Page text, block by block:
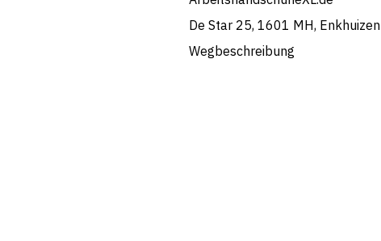
De Star 25, 1601 MH, Enkhuizen
Wegbeschreibung